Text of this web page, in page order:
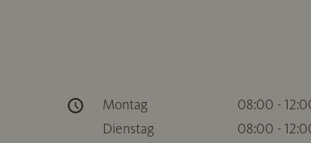
Montag
08:00 -
Dienstag
08:00 -